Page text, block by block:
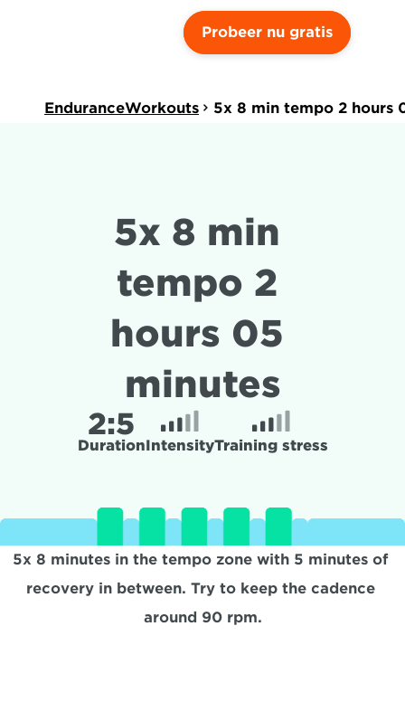
Probeer nu gratis
EnduranceWorkouts 5x 8 min tempo 2 hours
5x 8 min
tempo 2
hours 05
minutes
2:5
DurationIntensityTraining stress
5x 8 minutes in the tempo zone with 5 minutes of
recovery in between. Try to keep the cadence
around 90 rpm.